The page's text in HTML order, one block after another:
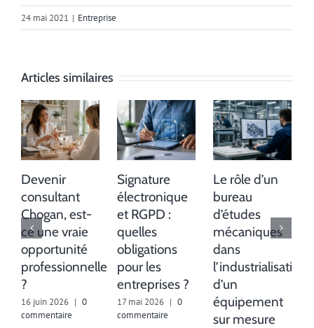
24 mai 2021 | Entreprise
Articles similaires
Devenir
consultant
Chogan, est-
ce une vraie
opportunité
professionnelle
?
16 juin 2026 | 0
commentaire
Signature
électronique
et RGPD :
quelles
obligations
pour les
entreprises ?
17 mai 2026 | 0
commentaire
Le rôle d’un
bureau
d’études
mécaniques
dans
l’industrialisation
d’un
équipement
sur mesure